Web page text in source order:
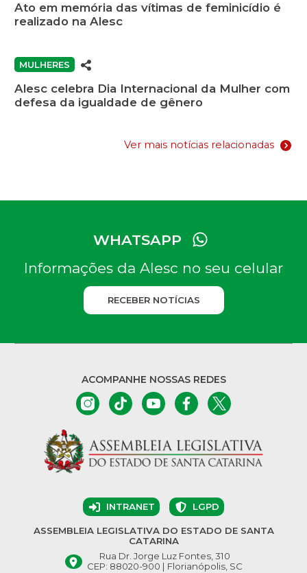
Ato em memória das vítimas de feminicídio é
realizado na Alesc
MULHERES
Alesc celebra Dia Internacional da Mulher com
defesa da igualdade de gênero
Ver mais notícias relacionadas
WHATSAPP
Informações da Alesc no seu celular
RECEBER NOTÍCIAS
ACOMPANHE NOSSAS REDES
INTRANET LGPD
ASSEMBLEIA LEGISLATIVA DO ESTADO DE SANTA
CATARINA
Rua Dr. Jorge Luz Fontes, 310
CEP: 88020-900 | Florianópolis, SC